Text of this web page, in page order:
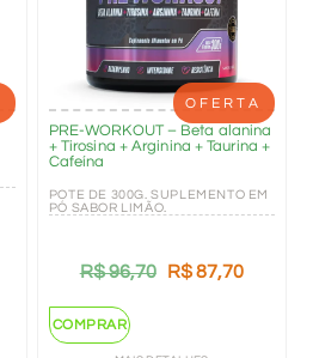
OFERTA
PRE-WORKOUT – Beta alanina
+ Tirosina + Arginina + Taurina +
Cafeína
POTE DE 300G. SUPLEMENTO EM
PÓ SABOR LIMÃO.
R$96,70 R$87,70
COMPRAR